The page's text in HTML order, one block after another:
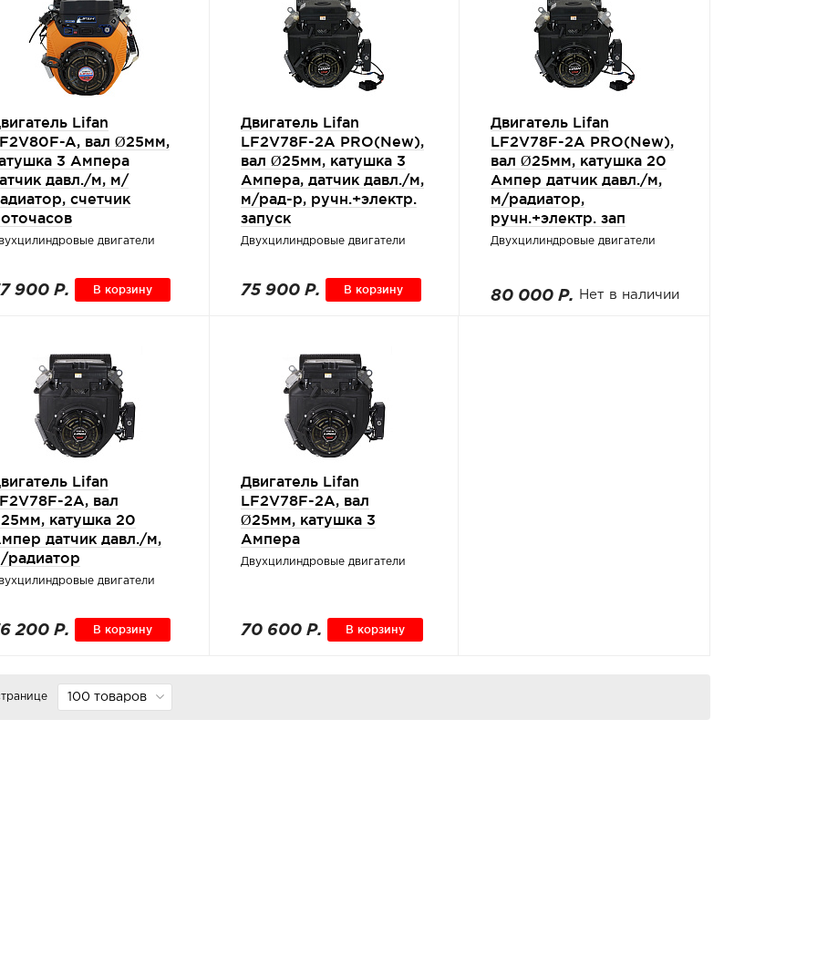
Lifan
A, вал Ø25мм,
3 Ампера
давл./м, м/
счетчик
двигатели
900 Р. В корзину
Двигатель Lifan
LF2V78F-2A PRO(New),
вал Ø25мм, катушка 3
Ампера, датчик давл./м,
м/рад-р, ручн.+электр.
запуск
Двухцилиндровые двигатели
75 900 Р. В корзину
Двигатель Lifan
LF2V78F-2A PRO(New),
вал Ø25мм, катушка 20
Ампер датчик давл./м,
м/радиатор,
ручн.+электр. зап
Двухцилиндровые двигатели
80 000 Р. Нет в наличии
Lifan
2A, вал
катушка 20
датчик давл./м,
радиатор
двигатели
200 Р. В корзину
Двигатель Lifan
LF2V78F-2A, вал
Ø25мм, катушка 3
Ампера
Двухцилиндровые двигатели
70 600 Р. В корзину
100 товаров